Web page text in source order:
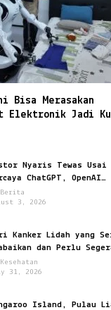
Bisa Merasakan
Elektronik Jadi
Nyaris Tewas Usai
ChatGPT, OpenAI
di San Francisco
3, 2026
Kanker Lidah yang
dan Perlu
31, 2026
Island, Pulau